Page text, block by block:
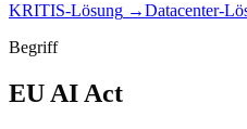
KRITIS-Lösung →Datacenter-
Begriff
EU AI Act